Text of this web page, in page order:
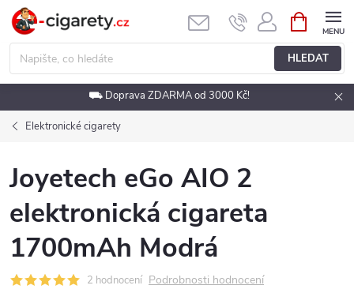
Přejít
obsah
HLEDAT
NÁKUPNÍ
KOŠÍK
⛟ Doprava ZDARMA od 3000 Kč!
Elektronické cigarety
Joyetech eGo AIO 2
elektronická cigareta
1700mAh Modrá
2 hodnocení Podrobnosti hodnocení